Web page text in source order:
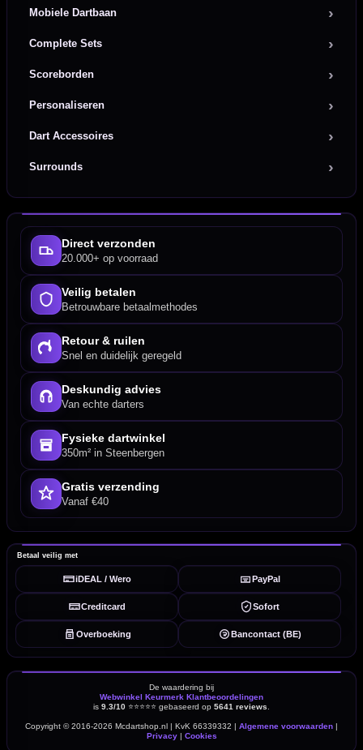
Mobiele Dartbaan
Complete Sets
Scoreborden
Personaliseren
Dart Accessoires
Surrounds
Direct verzonden
20.000+ op voorraad
Veilig betalen
Betrouwbare betaalmethodes
Retour & ruilen
Snel en duidelijk geregeld
Deskundig advies
Van echte darters
Fysieke dartwinkel
350m² in Steenbergen
Gratis verzending
Vanaf €40
Betaal veilig met
iDEAL / Wero PayPal
Creditcard Sofort
Overboeking Bancontact (BE)
De waardering bij
Webwinkel Keurmerk Klantbeoordelingen
is 9.3/10 ⭐⭐⭐⭐⭐ gebaseerd op 5641 reviews
Copyright © 2016-2026 Mcdartshop.nl | KvK 66339332 | Algemene voorwaarden |
Privacy| Cookies